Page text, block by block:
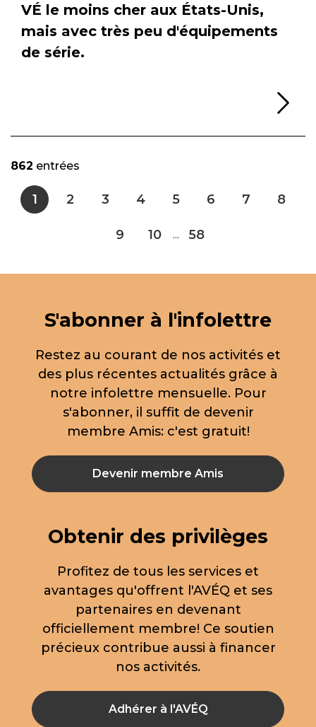
VÉ le moins cher aux États-Unis,
mais avec très peu d'équipements
de série.
862 entrées
1 2 3 4 5 6 7 8
9 10 ... 58
S'abonner à l'infolettre
Restez au courant de nos activités et
des plus récentes actualités grâce à
notre infolettre mensuelle. Pour
s'abonner, il suffit de devenir
membre Amis: c'est gratuit!
Devenir membre Amis
Obtenir des privilèges
Profitez de tous les services et
avantages qu'offrent l'AVÉQ et ses
partenaires en devenant
officiellement membre! Ce soutien
précieux contribue aussi à financer
nos activités.
Adhérer à l'AVÉQ